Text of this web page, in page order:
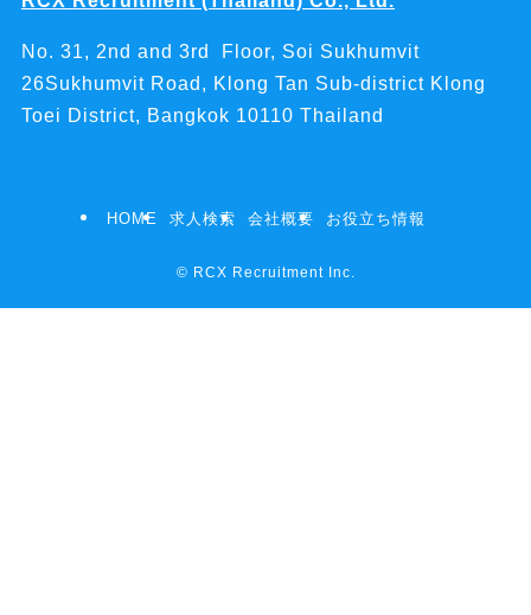
No. 31, 2nd and 3rd Floor, Soi Sukhumvit
26Sukhumvit Road, Klong Tan Sub-district Klong
Toei District, Bangkok 10110 Thailand
HOME 求人検索 会社概要 お役立ち情報
© RCX Recruitment Inc.